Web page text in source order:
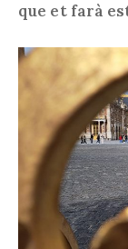
que et farà